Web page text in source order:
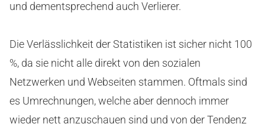
und dementsprechend auch Verlierer.
Die Verlässlichkeit der Statistiken ist sicher nicht 100
%, da sie nicht alle direkt von den sozialen
Netzwerken und Webseiten stammen. Oftmals sind
es Umrechnungen, welche aber dennoch immer
wieder nett anzuschauen sind und von der Tendenz